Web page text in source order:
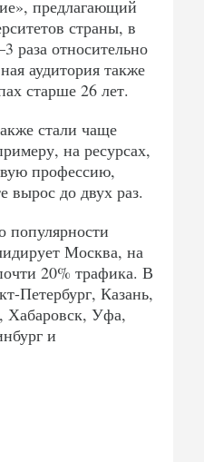
предлагающий
страны, в
раза относительно
аудитория также
старше 26 лет.
стали чаще
на ресурсах,
профессию,
вырос до двух раз.
популярности
Москва, на
20% трафика. В
Петербург, Казань,
Хабаровск, Уфа,
и